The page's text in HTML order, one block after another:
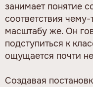
занимает понятие
соответствия
масштабу же. Он
подступиться к
ощущается почти
Создавая